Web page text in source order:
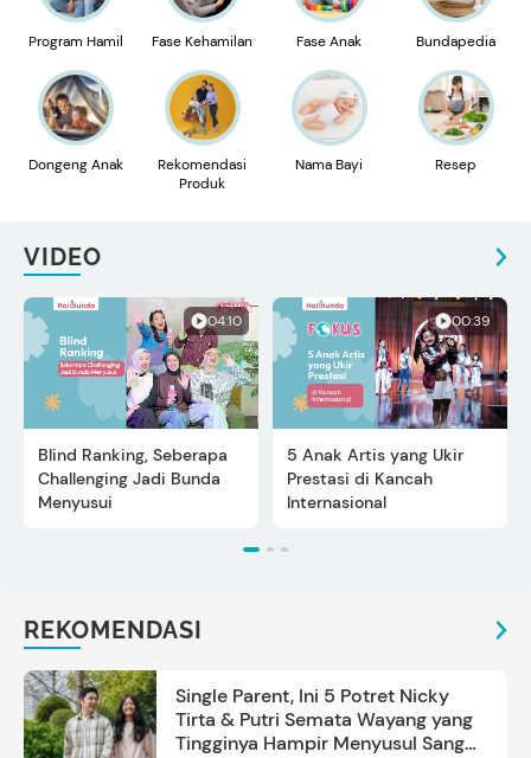
Program Hamil Fase Kehamilan Fase Anak Bundapedia
Dongeng Anak
Rekomendasi
Produk
Nama Bayi Resep
VIDEO
04:10
Blind Ranking, Seberapa
Challenging Jadi Bunda
Menyusui
00:39
5 Anak Artis yang Ukir
Prestasi di Kancah
Internasional
REKOMENDASI
Single Parent, Ini 5 Potret Nicky
Tirta & Putri Semata Wayang yang
Tingginya Hampir Menyusul Sang